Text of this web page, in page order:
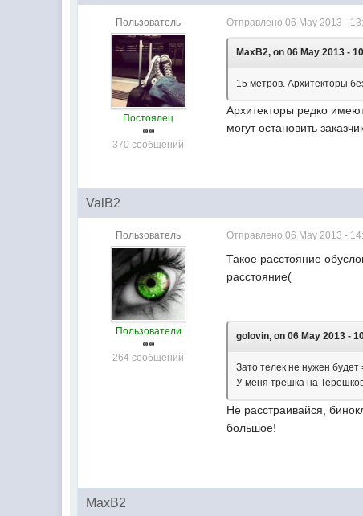
Пользователь
Постоялец
370 сообщений
Отправлено06 May 2013 -
MaxB2, on 06 May 2013 -
15 метров. Архитекторы
Архитекторы редко
могут остановить
ValB2
Пользователь
Пользователи
264 сообщений
Отправлено06 May 2013 -
Такое расстояние
расстояние(
golovin, on 06 May 2013 -
Зато телек не нужен
У меня трешка на
Не расстраивайся,
большое!
MaxB2